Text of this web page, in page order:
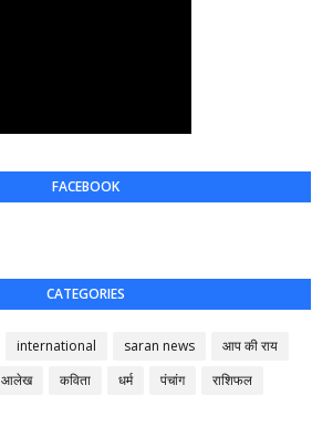
FACEBOOK
CATEGORIES
international saran news
आप की राय
आलेख कविता धर्म पंचांग राशिफल